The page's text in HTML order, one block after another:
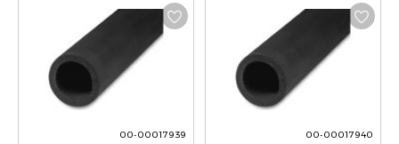
00-00017939 00-00017940